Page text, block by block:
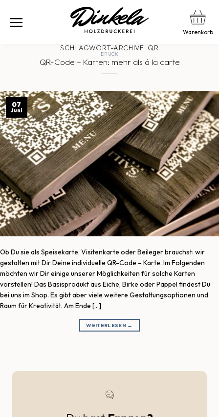
Warenkorb
SCHLAGWORT-ARCHIVE: QR
DRUCK
QR-Code – Karten: mehr als á la carte
07
Juni
Ob Du sie als Speisekarte, Visitenkarte oder Beileger brauchst: wir
gestalten mit Dir Deine individuelle QR-Code – Karte. Im Folgenden
möchten wir Dir einige unserer Möglichkeiten für solche Karten
vorstellen! Das Basisprodukt aus Eiche, Birke oder Pappel findest Du
bei uns im Shop. Es gibt aber viele weitere Gestaltungsoptionen und
Raum für Kreativität. Am Ende […]
WEITERLESEN →